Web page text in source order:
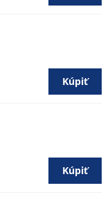
Kúpiť
Kúpiť